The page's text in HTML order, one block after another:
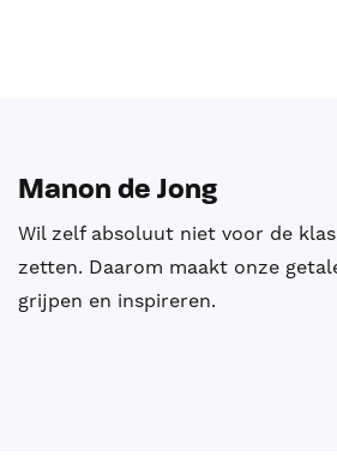
Manon de Jong
Wil zelf absoluut niet voor de
zetten. Daarom maakt onze
grijpen en inspireren.